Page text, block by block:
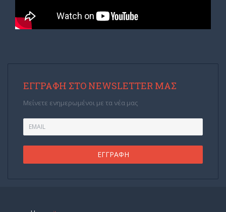
ΕΓΓΡΑΦΉ ΣΤΟ NEWSLETTER ΜΑΣ
Μείνετε ενημερωμένοι με τα νέα μας